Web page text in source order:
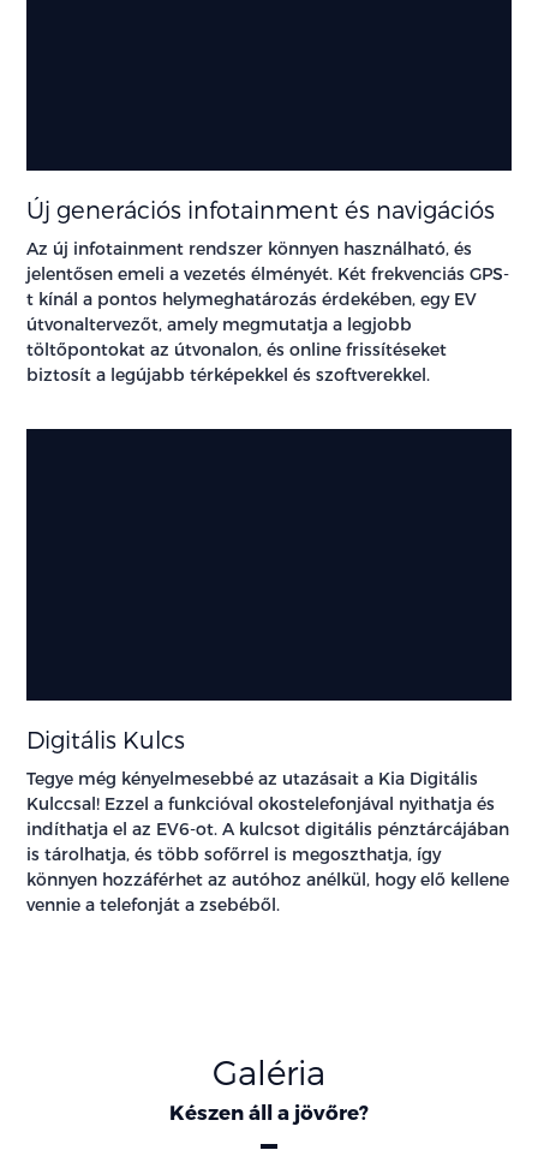
Új generációs infotainment és navigációs
Az új infotainment rendszer könnyen használható, és
jelentősen emeli a vezetés élményét. Két frekvenciás GPS-
t kínál a pontos helymeghatározás érdekében, egy EV
útvonaltervezőt, amely megmutatja a legjobb
töltőpontokat az útvonalon, és online frissítéseket
biztosít a legújabb térképekkel és szoftverekkel.
Digitális Kulcs
Tegye még kényelmesebbé az utazásait a Kia Digitális
Kulccsal! Ezzel a funkcióval okostelefonjával nyithatja és
indíthatja el az EV6-ot. A kulcsot digitális pénztárcájában
is tárolhatja, és több sofőrrel is megoszthatja, így
könnyen hozzáférhet az autóhoz anélkül, hogy elő kellene
vennie a telefonját a zsebéből.
Galéria
Készen áll a jövőre?